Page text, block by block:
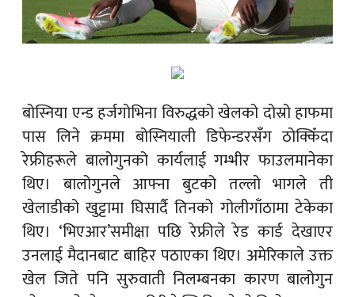
बोस्निया एन्ड हर्जगोभिना विरुद्धको खेलको दोस्रो हाफमा
पास लिने क्रममा बोस्नियाली डिफेन्डरसँग ठोक्किँदा
रेफ्रीहरूले बालोगुनको कार्यलाई गम्भीर फाउलमानेका
थिए। बालोगुनले आफ्ना बुटको तल्लो भागले ती
खेलाडीको खुट्टामा घिसार्दै तिनको गोलीगाँठामा टेकेका
थिए। ‘भिएआर’समीक्षा पछि रेफ्रीले रेड कार्ड देखाएर
उनलाई मैदानबाट बाहिर पठाएका थिए। अमेरिकाले उक्त
खेल जिते पनि सुरुवाती निलम्बनका कारण बालोगुन